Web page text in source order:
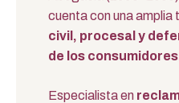
cuenta con una amplia
civil, procesal y
de los
Especialista en